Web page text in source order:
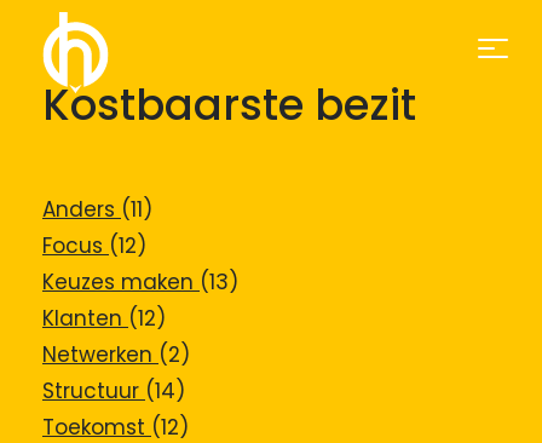
Kostbaarste bezit
Anders (11)
Focus (12)
Keuzes maken (13)
Klanten (12)
Netwerken (2)
Structuur (14)
Toekomst (12)